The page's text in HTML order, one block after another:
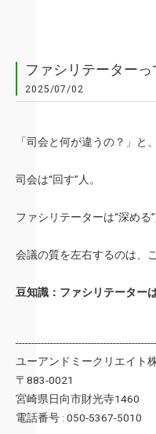
ファシリテーターっ
2025/07/02
「司会と何が違うの？」と
司会は“回す”人。
ファシリテーターは“深める”
会議の質を左右するのは、
豆知識：ファシリテーター
ユーアンドミークリエイト
〒883-0021
宮崎県日向市財光寺1460
電話番号 : 050-5367-5010